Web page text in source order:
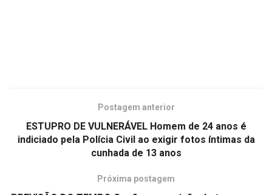
Postagem anterior
ESTUPRO DE VULNERÁVEL Homem de 24 anos é
indiciado pela Polícia Civil ao exigir fotos íntimas da
cunhada de 13 anos
Próxima postagem